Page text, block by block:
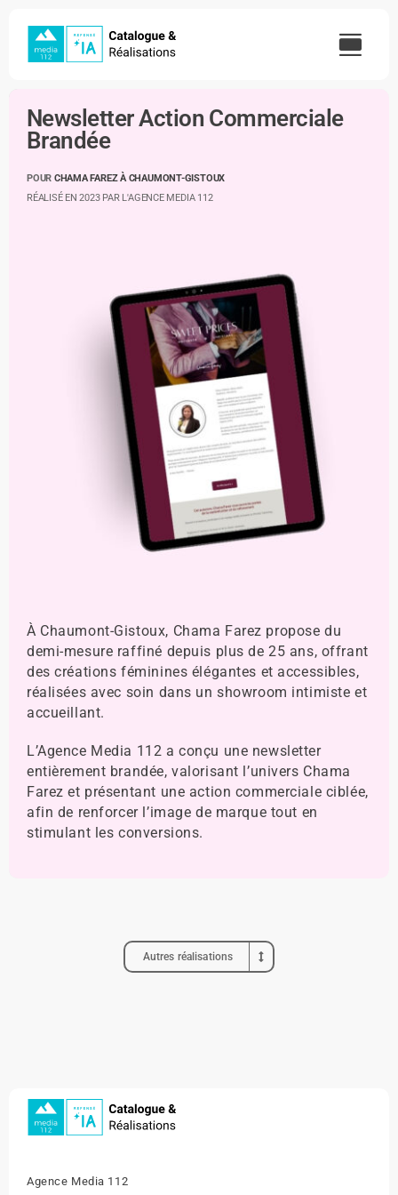
content
Newsletter Action Commerciale
Brandée
POUR CHAMA FAREZ À CHAUMONT-GISTOUX
RÉALISÉ EN 2023 PAR L'AGENCE MEDIA 112
À Chaumont-Gistoux, Chama Farez propose du
demi-mesure raffiné depuis plus de 25 ans, offrant
des créations féminines élégantes et accessibles,
réalisées avec soin dans un showroom intimiste et
accueillant.
L’Agence Media 112 a conçu une newsletter
entièrement brandée, valorisant l’univers Chama
Farez et présentant une action commerciale ciblée,
afin de renforcer l’image de marque tout en
stimulant les conversions.
Autres réalisations
Agence Media 112